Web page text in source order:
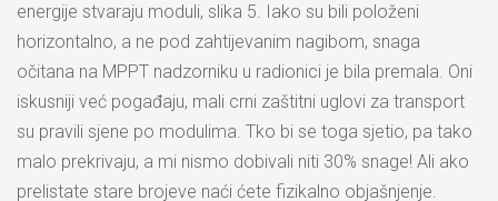
energije stvaraju moduli, slika 5. Iako su bili položeni
horizontalno, a ne pod zahtijevanim nagibom, snaga
očitana na MPPT nadzorniku u radionici je bila premala. Oni
iskusniji već pogađaju, mali crni zaštitni uglovi za transport
su pravili sjene po modulima. Tko bi se toga sjetio, pa tako
malo prekrivaju, a mi nismo dobivali niti 30% snage! Ali ako
prelistate stare brojeve naći ćete fizikalno objašnjenje.